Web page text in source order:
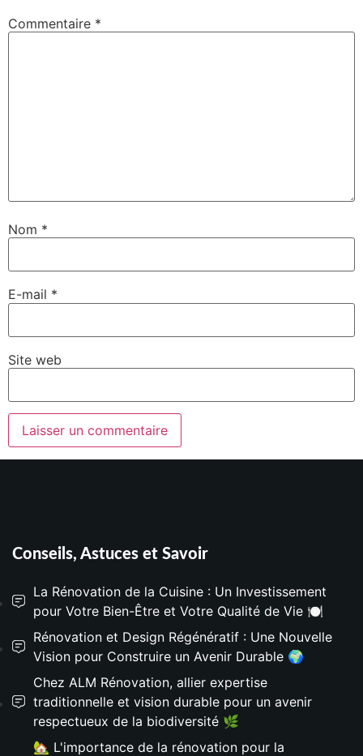
Commentaire *
Nom *
E-mail *
Site web
Conseils, Astuces et Savoir
La Rénovation de la Cuisine : Un Investissement
pour Votre Bien-Être et Votre Qualité de Vie 🍽️
Rénovation et Design Régénératif : Une Nouvelle
Vision pour Construire un Avenir Durable 🌍
Chez ALM Rénovation, allier expertise
traditionnelle et vision durable pour un avenir
respectueux de la biodiversité 🌿
🏡 L'importance de la rénovation pour la